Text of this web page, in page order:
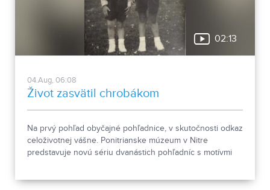
02:13
04.Aug, 06:08
Život zasvätil chrobákom
Na prvý pohľad obyčajné pohľadnice, v skutočnosti odkaz
celoživotnej vášne. Ponitrianske múzeum v Nitre
predstavuje novú sériu dvanástich pohľadníc s motívmi